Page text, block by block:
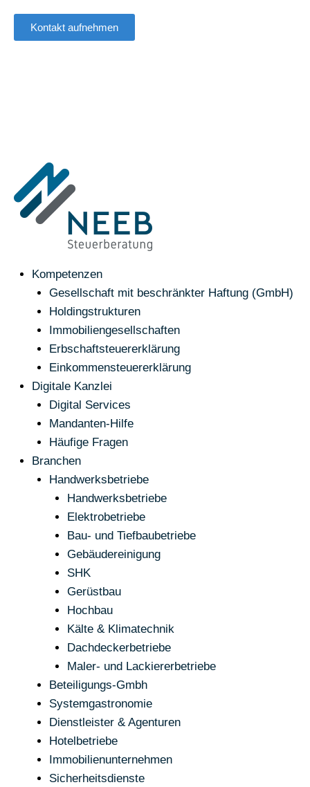
Kontakt aufnehmen
Kompetenzen
Gesellschaft mit beschränkter Haftung (GmbH)
Holdingstrukturen
Immobiliengesellschaften
Erbschaftsteuererklärung
Einkommensteuererklärung
Digitale Kanzlei
Digital Services
Mandanten-Hilfe
Häufige Fragen
Branchen
Handwerksbetriebe
Handwerksbetriebe
Elektrobetriebe
Bau- und Tiefbaubetriebe
Gebäudereinigung
SHK
Gerüstbau
Hochbau
Kälte & Klimatechnik
Dachdeckerbetriebe
Maler- und Lackiererbetriebe
Beteiligungs-Gmbh
Systemgastronomie
Dienstleister & Agenturen
Hotelbetriebe
Immobilienunternehmen
Sicherheitsdienste